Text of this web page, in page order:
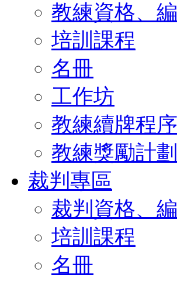
教練資格、
培訓課程
名冊
工作坊
教練續牌程序
教練獎勵計劃
裁判專區
裁判資格、
培訓課程
名冊